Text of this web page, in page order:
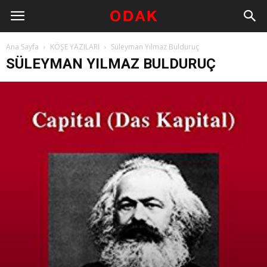
Ana Sayfa KÖŞE YAZILARI Süleyman Yılmaz Bulduruç
SÜLEYMAN YILMAZ BULDURUÇ